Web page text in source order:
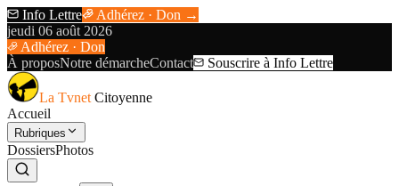
Info Lettre
Adhérez · Don →
jeudi 06 août 2026
Adhérez · Don
À proposNotre démarcheContact Souscrire à Info Lettre
La Tvnet Citoyenne
Accueil
Rubriques
DossiersPhotos